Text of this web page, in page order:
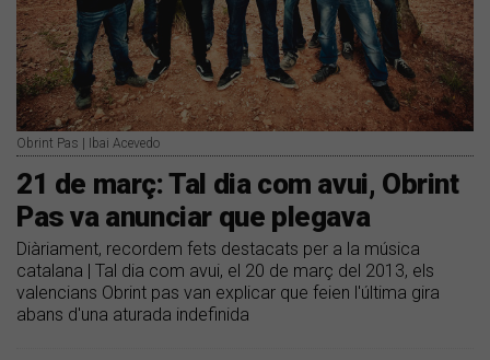
Obrint Pas | Ibai Acevedo
21 de març: Tal dia com avui, Obrint
Pas va anunciar que plegava
Diàriament, recordem fets destacats per a la música
catalana | Tal dia com avui, el 20 de març del 2013, els
valencians Obrint pas van explicar que feien l'última gira
abans d'una aturada indefinida